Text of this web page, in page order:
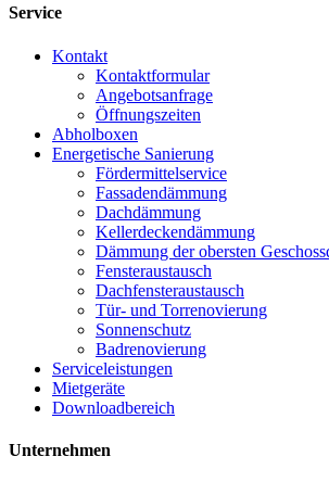
Service
Kontakt
Kontaktformular
Angebotsanfrage
Öffnungszeiten
Abholboxen
Energetische Sanierung
Fördermittelservice
Fassadendämmung
Dachdämmung
Kellerdeckendämmung
Dämmung der obersten
Fensteraustausch
Dachfensteraustausch
Tür- und Torrenovierung
Sonnenschutz
Badrenovierung
Serviceleistungen
Mietgeräte
Downloadbereich
Unternehmen